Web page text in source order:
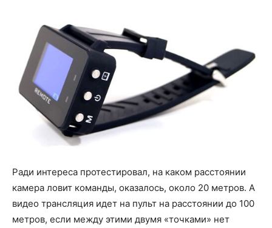
Ради интереса протестировал, на каком расстоянии
камера ловит команды, оказалось, около 20 метров. А
видео трансляция идет на пульт на расстоянии до 100
метров, если между этими двумя «точками» нет